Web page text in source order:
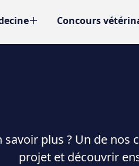
Concours
savoir plus ? Un de
projet et découvrir